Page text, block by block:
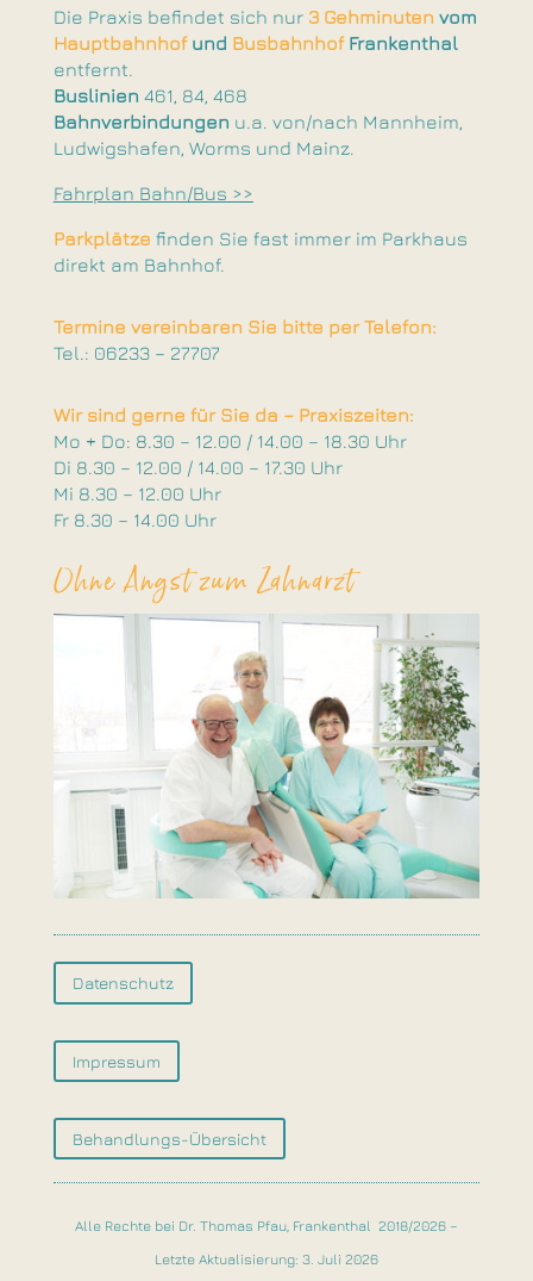
Die Praxis befindet sich nur3 Gehminuten vom
Hauptbahnhof und Busbahnhof Frankenthal
entfernt.
Buslinien 461, 84, 468
Bahnverbindungen u.a. von/nach Mannheim,
Ludwigshafen, Worms und Mainz.
Fahrplan Bahn/Bus >>
Parkplätze finden Sie fast immer im Parkhaus
direkt am Bahnhof.
Termine vereinbaren Sie bitte per Telefon:
Tel.: 06233 – 27707
Wir sind gerne für Sie da – Praxiszeiten:
Mo + Do: 8.30 – 12.00 / 14.00 – 18.30 Uhr
Di 8.30 – 12.00 / 14.00 – 17.30 Uhr
Mi 8.30 – 12.00 Uhr
Fr 8.30 – 14.00 Uhr
Ohne Angst zum Zahnarzt
Datenschutz
Impressum
Behandlungs-Übersicht
Alle Rechte bei Dr. Thomas Pfau, Frankenthal 2018/2026 –
Letzte Aktualisierung: 3. Juli 2026